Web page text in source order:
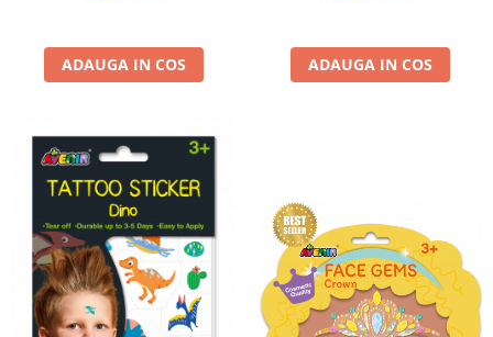
ADAUGA IN COS ADAUGA IN COS